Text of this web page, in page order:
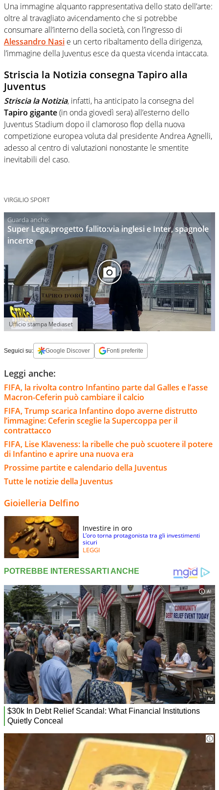
Una immagine alquanto rappresentativa dello stato dell’arte:
oltre al travagliato avicendamento che si potrebbe
consumare all’interno della società, con l’ingresso di
Alessandro Nasi e un certo ribaltamento della dirigenza,
l’immagine della Juventus esce da questa vicenda intaccata.
Striscia la Notizia consegna Tapiro alla
Juventus
Striscia la Notizia, infatti, ha anticipato la consegna del
Tapiro gigante(in onda giovedì sera) all’esterno dello
Juventus Stadium dopo il clamoroso flop della nuova
competizione europea voluta dal presidente Andrea Agnelli,
adesso al centro di valutazioni nonostante le smentite
inevitabili del caso.
VIRGILIO SPORT
Super Lega,progetto fallito:via inglesi e Inter, spagnole
incerte
Ufficio stampa Mediaset
Seguici su: Google Discover Fonti preferite
Leggi anche:
FIFA, la rivolta contro Infantino parte dal Galles e l’asse
Macron-Ceferin può cambiare il calcio
FIFA, Trump scarica Infantino dopo averne distrutto
l’immagine: Ceferin sceglie la Supercoppa per il
contrattacco
FIFA, Lise Klaveness: la ribelle che può scuotere il potere
di Infantino e aprire una nuova era
Prossime partite e calendario della Juventus
Tutte le notizie della Juventus
Gioielleria Delfino
Investire in oro
L’oro torna protagonista tra gli investimenti
sicuri
LEGGI